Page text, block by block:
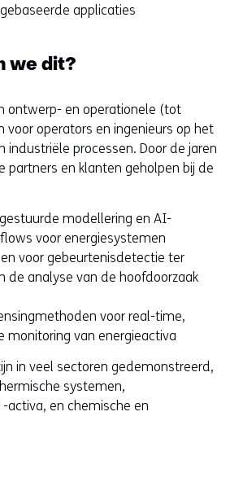
applicaties
we dit?
ontwerp- en operationele (tot
voor operators en ingenieurs op het
industriële processen. Door de jaren
partners en klanten geholpen bij de
modellering en AI-
voor energiesystemen
voor gebeurtenisdetectie ter
de analyse van de hoofdoorzaak
voor real-time,
monitoring van energieactiva
in veel sectoren gedemonstreerd,
systemen,
activa, en chemische en